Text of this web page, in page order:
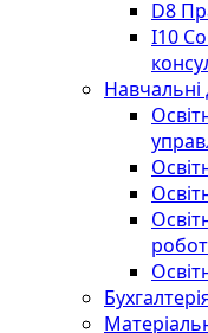
D8
I10
Навчальні